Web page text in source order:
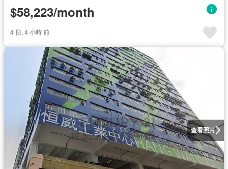
$58,223/month
4 日, 4 小時 前
查看照片